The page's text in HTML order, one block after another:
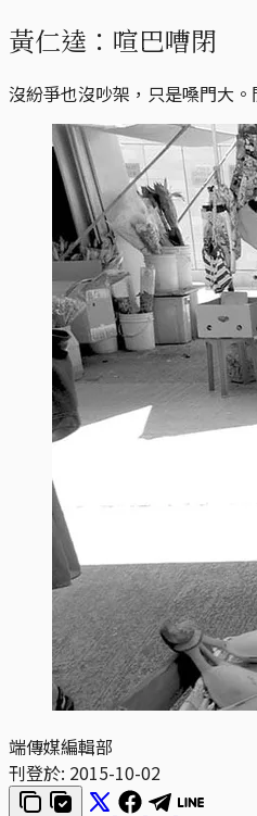
黃仁逵：喧巴嘈閉
沒紛爭也沒吵架，只是嗓門大
端傳媒編輯部
刊登於: 2015-10-02